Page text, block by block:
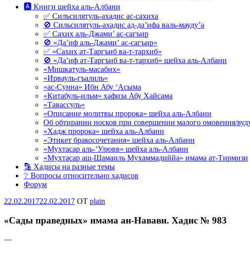
🅰 Книги шейха аль-Албани
✅ Сильсилятуль-ахадис ас-сахиха
🚫 Сильсилятуль-ахадис ад-да’ифа валь-мауду’а
✅ Сахих аль-Джами’ ас-сагъир
🚫 «Да’иф аль-Джами’ ас-сагъир»
✅ «Сахих ат-Таргъиб ва-т-тархиб»
🚫 «Да’иф ат-Таргъиб ва-т-тархиб» шейха аль-Албани
«Мишкатуль-масабих»
«Ирвауль-гъалиль»
«ас-Сунна» Ибн Абу ‘Асыма
«Китабуль-ильм» хафиза Абу Хайсама
«Тавассуль»
«Описание молитвы пророка» шейха аль-Албани
Об обтирании носков при совершении малого омовения/
«Хадж пророка» шейха аль-Албани
«Этикет бракосочетания» шейха аль-Албани
«Мухтасар аль-‘Улювв» шейха аль-Албани
«Мухтасар аш-Шамаиль Мухаммадиййа» имама ат-Тирмизи
🔡 Хадисы на разные темы
❔ Вопросы относительно хадисов
Форум
Опубликовано
22.02.201722.02.2017 OT plain
«Сады праведных» имама ан-Навави. Хадис № 983
—